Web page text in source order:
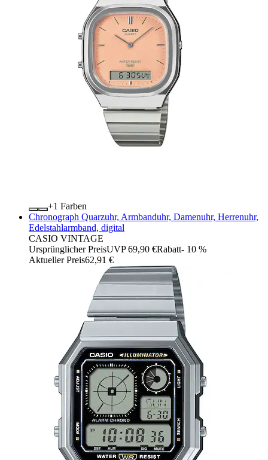
+
Farben
Chronograph Quarzuhr, Armbanduhr, Damenuhr, Herrenuhr,
Edelstahlarmband, digital
CASIO VINTAGE
Ursprünglicher PreisUVP 69,90 €Rabatt- 10 %
Aktueller Preis62,91 €